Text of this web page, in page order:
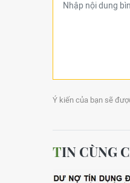
Ý kiến của bạn sẽ
TIN CÙNG